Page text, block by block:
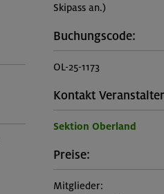
Skipass an.)
Buchungscode:
OL-25-1173
Kontakt
Sektion Oberland
Preise:
Mitglieder: